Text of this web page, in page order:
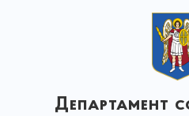
Департамент